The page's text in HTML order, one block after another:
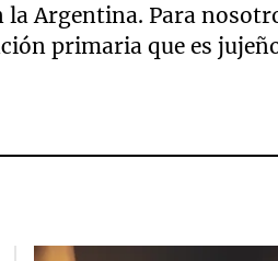
Argentina. Para
primaria que es